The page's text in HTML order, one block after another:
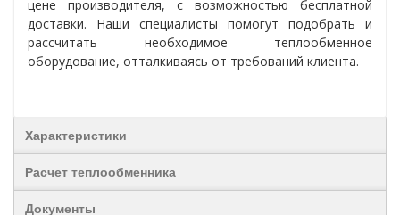
цене производителя, с возможностью бесплатной
доставки. Наши специалисты помогут подобрать и
рассчитать необходимое теплообменное
оборудование, отталкиваясь от требований клиента.
Характеристики
Расчет теплообменника
Документы